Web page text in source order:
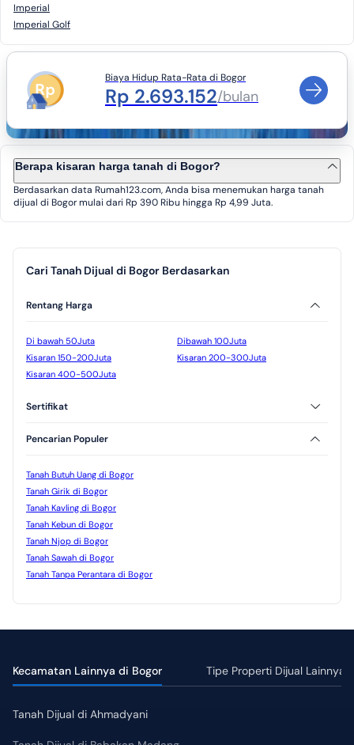
Imperial
Imperial Golf
Biaya Hidup Rata-Rata di Bogor
Rp 2.693.152/bulan
Berapa kisaran harga tanah di Bogor?
Berdasarkan data Rumah123.com, Anda bisa menemukan harga tanah
dijual di Bogor mulai dari Rp 390 Ribu hingga Rp 4,99 Juta.
Cari Tanah Dijual di Bogor Berdasarkan
Rentang Harga
Di bawah 50Juta
Dibawah 100Juta
Kisaran 150-200Juta
Kisaran 200-300Juta
Kisaran 400-500Juta
Sertifikat
SHM
Pencarian Populer
Tanah Butuh Uang di Bogor
Tanah Girik di Bogor
Tanah Kavling di Bogor
Tanah Kebun di Bogor
Tanah Njop di Bogor
Tanah Sawah di Bogor
Tanah Tanpa Perantara di Bogor
Kecamatan Lainnya di Bogor Tipe Properti Dijual Lainnya
Tanah Dijual di Ahmadyani